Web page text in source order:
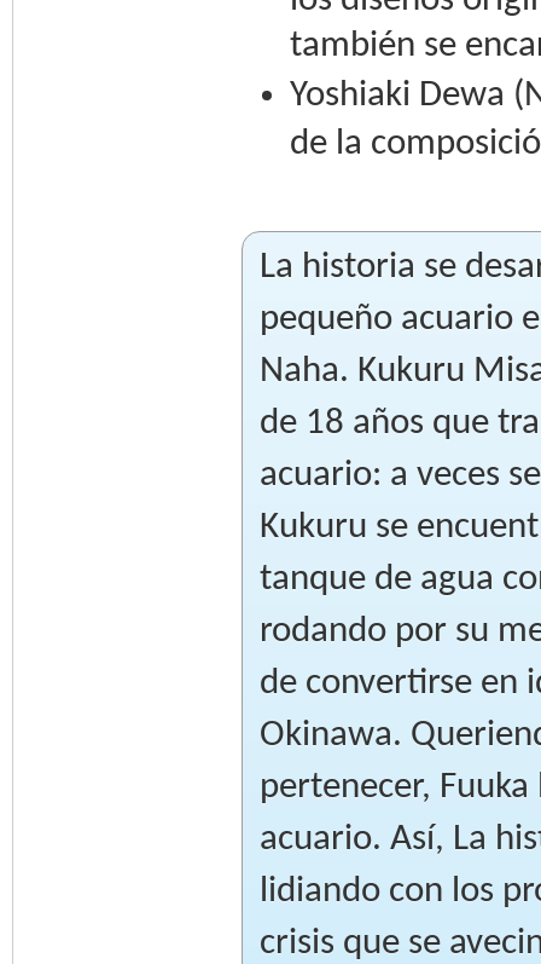
también se
Yoshiaki Dewa
de la
La historia se
pequeño acuario
Naha. Kukuru
de 18 años que
acuario: a veces
Kukuru se
tanque de agua
rodando por su
de convertirse en
Okinawa.
pertenecer,
acuario. Así, La
lidiando con los
crisis que se